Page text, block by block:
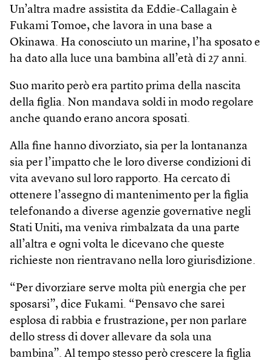
Un’altra madre assistita da Eddie-Callagain è
Fukami Tomoe, che lavora in una base a
Okinawa. Ha conosciuto un marine, l’ha sposato e
ha dato alla luce una bambina all’età di 27 anni.
Suo marito però era partito prima della nascita
della figlia. Non mandava soldi in modo regolare
anche quando erano ancora sposati.
Alla fine hanno divorziato, sia per la lontananza
sia per l’impatto che le loro diverse condizioni di
vita avevano sul loro rapporto. Ha cercato di
ottenere l’assegno di mantenimento per la figlia
telefonando a diverse agenzie governative negli
Stati Uniti, ma veniva rimbalzata da una parte
all’altra e ogni volta le dicevano che queste
richieste non rientravano nella loro giurisdizione.
“Per divorziare serve molta più energia che per
sposarsi”, dice Fukami. “Pensavo che sarei
esplosa di rabbia e frustrazione, per non parlare
dello stress di dover allevare da sola una
bambina”. Al tempo stesso però crescere la figlia